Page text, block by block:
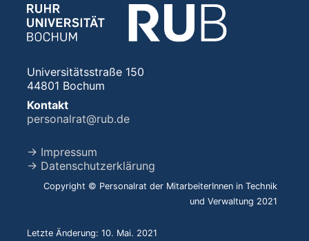
Universitätsstraße 150
44801 Bochum
Kontakt
personalrat@rub.de
→ Impressum
→ Datenschutzerklärung
Copyright © Personalrat der MitarbeiterInnen in Technik
und Verwaltung 2021
Letzte Änderung: 10. Mai. 2021